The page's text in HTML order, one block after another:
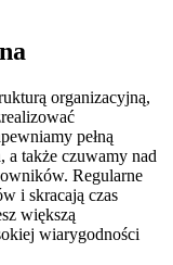
organizacyjną,
pełną
a także czuwamy nad
Regularne
i skracają czas
większą
wiarygodności